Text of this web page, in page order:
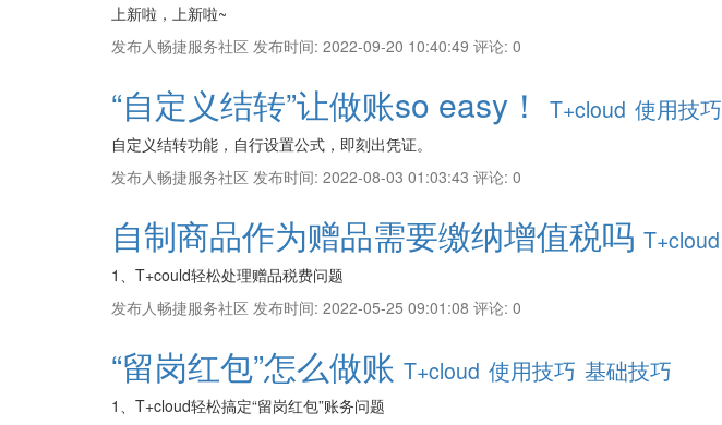
上新啦，上新啦~
发布人畅捷服务社区 发布时间: 2022-09-20 10:40:49 评论: 0
“自定义结转”让做账so easy！ T+cloud 使用技巧
自定义结转功能，自行设置公式，即刻出凭证。
发布人畅捷服务社区 发布时间: 2022-08-03 01:03:43 评论: 0
自制商品作为赠品需要缴纳增值税吗 T+cloud
1、T+could轻松处理赠品税费问题
发布人畅捷服务社区 发布时间: 2022-05-25 09:01:08 评论: 0
“留岗红包”怎么做账 T+cloud 使用技巧 基础技巧
1、T+cloud轻松搞定“留岗红包”账务问题